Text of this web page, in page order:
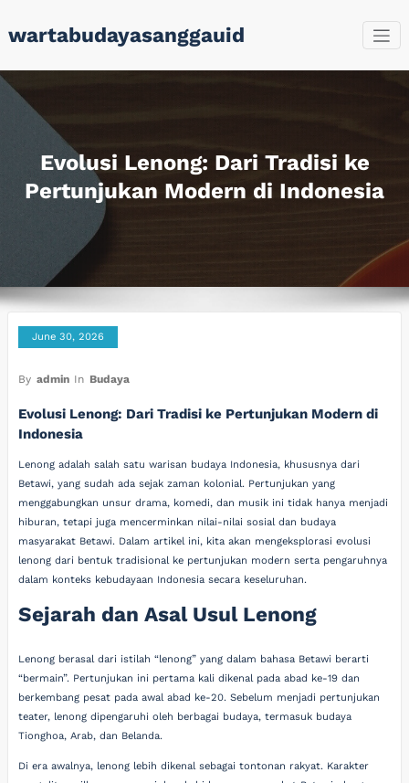
towartabudayasanggauid
Evolusi Lenong: Dari Tradisi ke
Pertunjukan Modern di Indonesia
June 30, 2026
By admin In Budaya
Evolusi Lenong: Dari Tradisi ke Pertunjukan Modern di
Indonesia
Lenong adalah salah satu warisan budaya Indonesia, khususnya dari
Betawi, yang sudah ada sejak zaman kolonial. Pertunjukan yang
menggabungkan unsur drama, komedi, dan musik ini tidak hanya menjadi
hiburan, tetapi juga mencerminkan nilai-nilai sosial dan budaya
masyarakat Betawi. Dalam artikel ini, kita akan mengeksplorasi evolusi
lenong dari bentuk tradisional ke pertunjukan modern serta pengaruhnya
dalam konteks kebudayaan Indonesia secara keseluruhan.
Sejarah dan Asal Usul Lenong
Lenong berasal dari istilah “lenong” yang dalam bahasa Betawi berarti
“bermain”. Pertunjukan ini pertama kali dikenal pada abad ke-19 dan
berkembang pesat pada awal abad ke-20. Sebelum menjadi pertunjukan
teater, lenong dipengaruhi oleh berbagai budaya, termasuk budaya
Tionghoa, Arab, dan Belanda.
Di era awalnya, lenong lebih dikenal sebagai tontonan rakyat. Karakter